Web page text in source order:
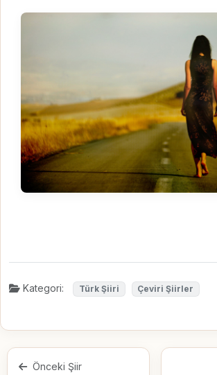
Kategori: Türk Şiiri Çeviri Şiirler
Önceki Şiir